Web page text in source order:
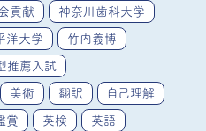
貢献 神奈川歯科大学
洋大学 竹内義博
推薦入試
美術 翻訳 自己理解
賞 英検 英語